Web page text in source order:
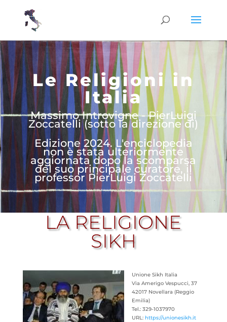
Le Religioni in
Italia
Massimo Introvigne - PierLuigi
Zoccatelli (sotto la direzione di)
Edizione 2024. L'enciclopedia
non è stata ulteriormente
aggiornata dopo la scomparsa
del suo principale curatore, il
professor PierLuigi Zoccatelli
LA RELIGIONE
SIKH
Unione Sikh Italia
Via Amerigo Vespucci, 37
42017 Novellara (Reggio
Emilia)
Tel.: 329-1037970
URL: https://unionesikh.it